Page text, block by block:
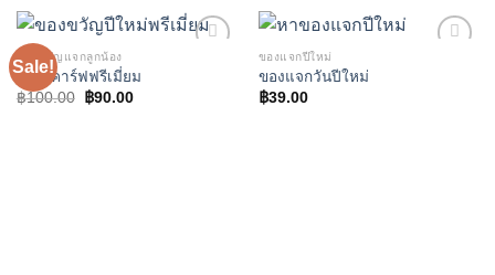
Sale!
ของขวัญแจกลูกน้อง
กล่องคาร์ฟฟรีเมี่ยม
฿100.00
Original
price
฿90.00Current
ของแจกปีใหม่
ของแจกวันปีใหม่
฿39.00